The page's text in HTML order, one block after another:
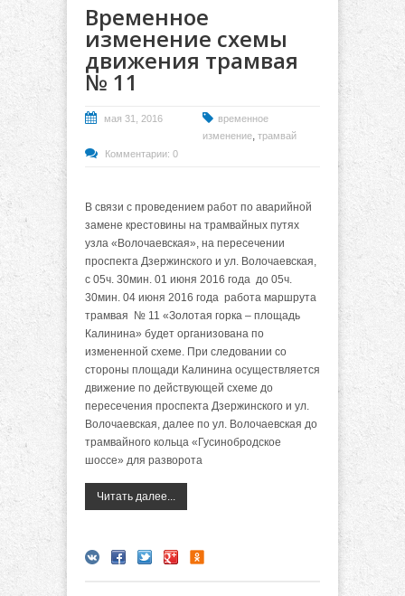
Временное
изменение схемы
движения трамвая
№ 11
мая 31, 2016
временное
изменение, трамвай
Комментарии: 0
В связи с проведением работ по аварийной
замене крестовины на трамвайных путях
узла «Волочаевская», на пересечении
проспекта Дзержинского и ул. Волочаевская,
с 05ч. 30мин. 01 июня 2016 года до 05ч.
30мин. 04 июня 2016 года работа маршрута
трамвая № 11 «Золотая горка – площадь
Калинина» будет организована по
измененной схеме. При следовании со
стороны площади Калинина осуществляется
движение по действующей схеме до
пересечения проспекта Дзержинского и ул.
Волочаевская, далее по ул. Волочаевская до
трамвайного кольца «Гусинобродское
шоссе» для разворота
Читать далее...